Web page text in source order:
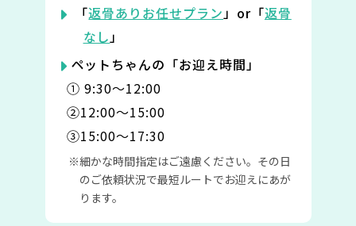
「返骨ありお任せプラン」or「返骨
なし」
ペットちゃんの「お迎え時間」
① 9:30〜12:00
②12:00〜15:00
③15:00〜17:30
細かな時間指定はご遠慮ください。その日
のご依頼状況で最短ルートでお迎えにあが
ります。